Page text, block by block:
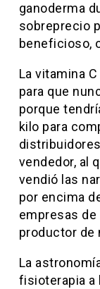
ganoderma
sobreprecio
beneficioso,
La vitamina
para que
porque
kilo para
vendedor, al
vendió las
por encima
empresas
productor de
La
fisioterapia a